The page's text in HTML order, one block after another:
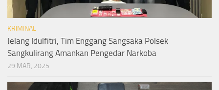
KRIMINAL
Jelang Idulfitri, Tim Enggang Sangsaka Polsek
Sangkulirang Amankan Pengedar Narkoba
29 MAR, 2025